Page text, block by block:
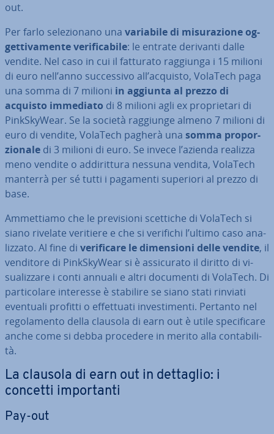
out.
Per farlo se­le­zio­na­no una variabile di mi­su­ra­zio­ne og­
get­ti­va­men­te ve­ri­fi­ca­bi­le: le entrate derivanti dalle
vendite. Nel caso in cui il fatturato raggiunga i 15 milioni
di euro nell’anno suc­ces­si­vo all’acquisto, VolaTech paga
una somma di 7 milioni in aggiunta al prezzo di
acquisto immediato di 8 milioni agli ex pro­prie­ta­ri di
Pink­Sky­Wear. Se la società raggiunge almeno 7 milioni di
euro di vendite, VolaTech pagherà una somma pro­por­
zio­na­le di 3 milioni di euro. Se invece l’azienda realizza
meno vendite o ad­di­rit­tu­ra nessuna vendita, VolaTech
manterrà per sé tutti i pagamenti superiori al prezzo di
base.
Am­met­tia­mo che le pre­vi­sio­ni scettiche di VolaTech si
siano rivelate veritiere e che si verifichi l’ultimo caso ana­
liz­za­to. Al fine di ve­ri­fi­ca­re le di­men­sio­ni delle vendite, il
venditore di Pink­Sky­Wear si è as­si­cu­ra­to il diritto di vi­
sua­liz­za­re i conti annuali e altri documenti di VolaTech. Di
par­ti­co­la­re interesse è stabilire se siano stati rinviati
eventuali profitti o ef­fet­tua­ti in­ve­sti­men­ti. Pertanto nel
re­go­la­men­to della clausola di earn out è utile spe­ci­fi­ca­re
anche come si debba procedere in merito alla con­ta­bi­li­
tà.
La clausola di earn out in dettaglio: i
concetti im­por­tan­ti
Pay-out